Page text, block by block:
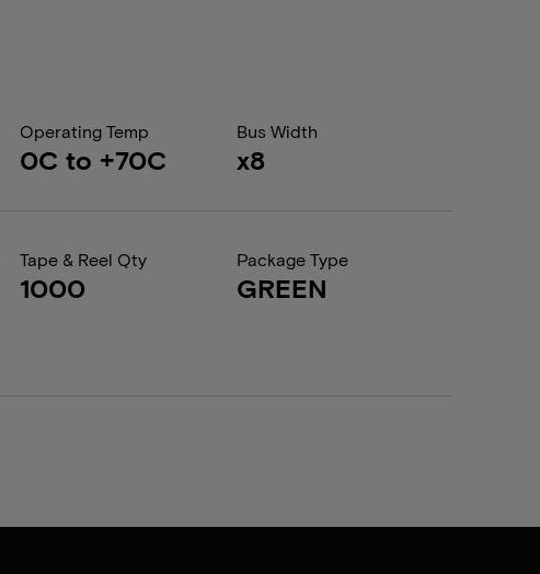
Operating Temp
0C to +70C
Bus Width
x8
Tape & Reel Qty
1000
Package Type
GREEN